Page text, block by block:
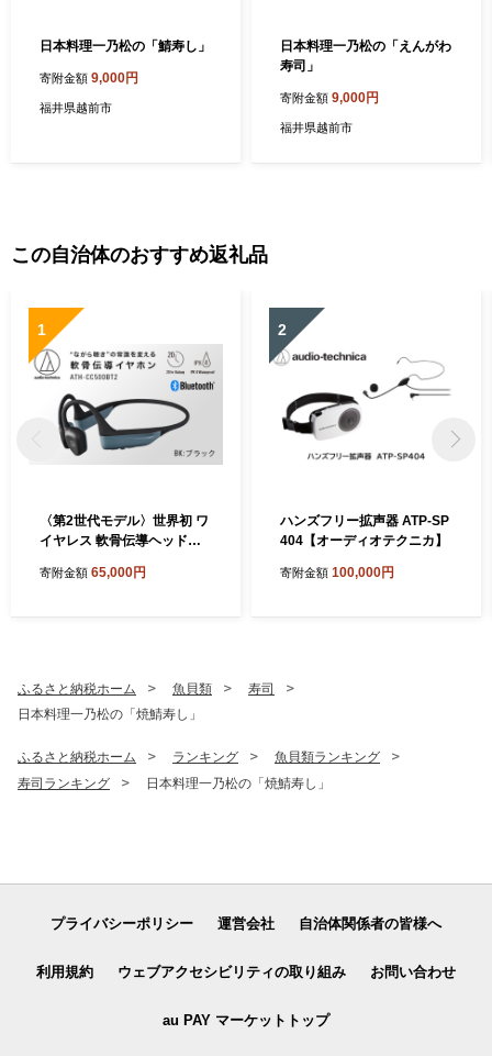
日本料理一乃松の「鯖寿し」
寄附金額 9,000円
福井県越前市
日本料理一乃松の「えんがわ
寿司」
寄附金額 9,000円
福井県越前市
この自治体のおすすめ返礼品
1
〈第2世代モデル〉世界初 ワ
イヤレス 軟骨伝導ヘッドホ
ク） オーディオテクニカ
寄附金額 65,000円
2
ハンズフリー拡声器 ATP-SP
404【オーディオテクニカ】
寄附金額 100,000円
ふるさと納税ホーム 魚貝類
寿司
日本料理一乃松の「焼鯖寿し」
ふるさと納税ホーム ランキング
魚貝類ランキング
寿司ランキング
日本料理一乃松の「焼鯖寿し」
プライバシーポリシー 運営会社 自治体関係者の皆様へ
利用規約 ウェブアクセシビリティの取り組み お問い合わせ
au PAY マーケットトップ